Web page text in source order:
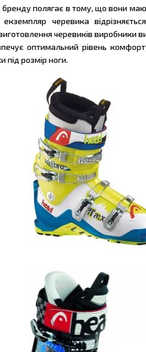
бренду полягає в тому, що вони
черевика
черевиків виробники
оптимальний рівень
під розмір ноги.